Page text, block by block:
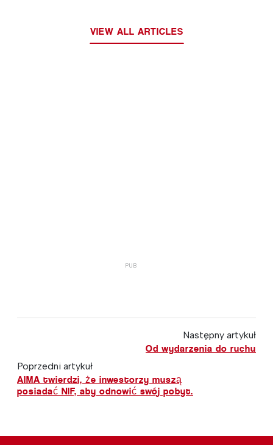
VIEW ALL ARTICLES
Następny artykuł
Od wydarzenia do ruchu
Poprzedni artykuł
AIMA twierdzi, że inwestorzy muszą
posiadać NIF, aby odnowić swój pobyt.